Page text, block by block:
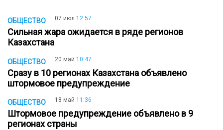
ОБЩЕСТВО 07 июл 12:57
Сильная жара ожидается в ряде регионов
Казахстана
ОБЩЕСТВО 20 май 10:47
Сразу в 10 регионах Казахстана объявлено
штормовое предупреждение
ОБЩЕСТВО 18 май 11:36
Штормовое предупреждение объявлено в 9
регионах страны